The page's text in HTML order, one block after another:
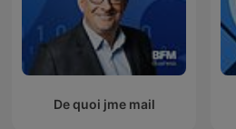
De quoi jme mail